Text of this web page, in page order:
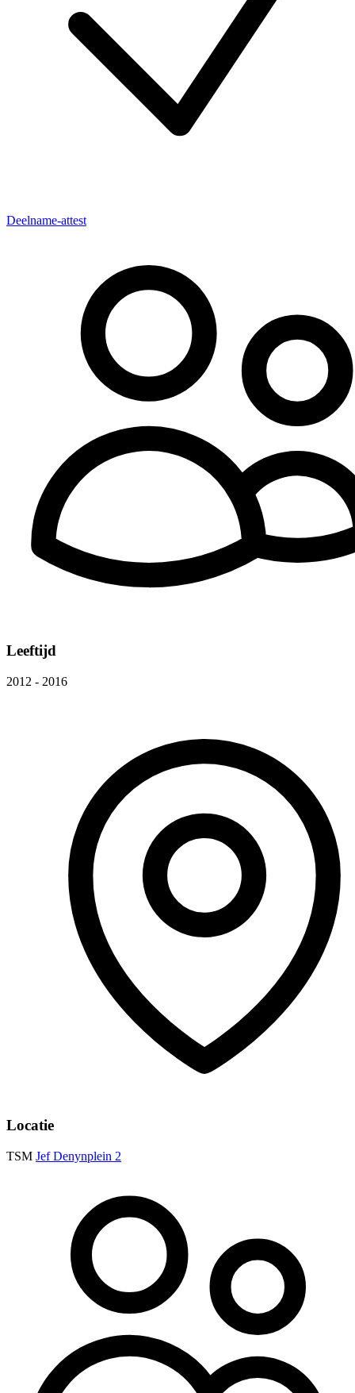
Deelname-attest
Leeftijd
2012 - 2016
Locatie
TSM Jef Denynplein 2